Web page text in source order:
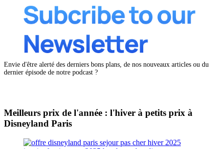
Envie d'être alerté des derniers bons plans, de nos nouveaux articles ou du
dernier épisode de notre podcast ?
Meilleurs prix de l'année : l'hiver à petits prix à
Disneyland Paris